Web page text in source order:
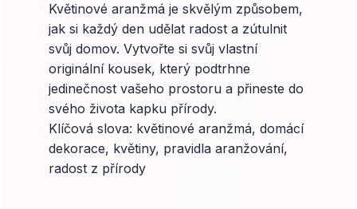
Květinové aranžmá je skvělým způsobem,
jak si každý den udělat radost a zútulnit
svůj domov. Vytvořte si svůj vlastní
originální kousek, který podtrhne
jedinečnost vašeho prostoru a přineste do
svého života kapku přírody.
Klíčová slova: květinové aranžmá, domácí
dekorace, květiny, pravidla aranžování,
radost z přírody